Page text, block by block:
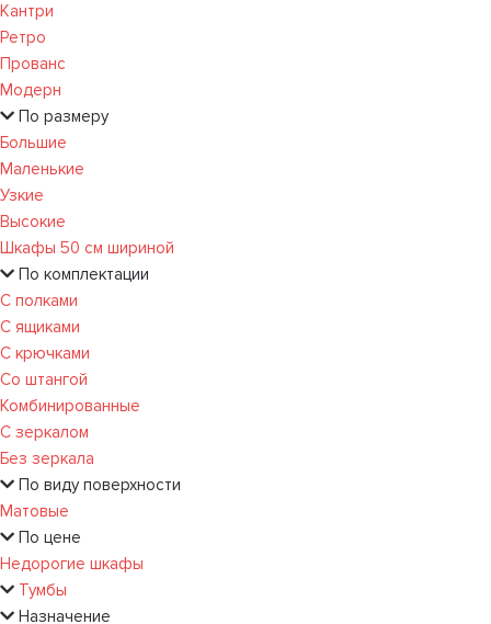
Кантри
Ретро
Прованс
Модерн
По размеру
Большие
Маленькие
Узкие
Высокие
Шкафы 50 см шириной
По комплектации
С полками
С ящиками
С крючками
Со штангой
Комбинированные
С зеркалом
Без зеркала
По виду поверхности
Матовые
По цене
Недорогие шкафы
Тумбы
Назначение